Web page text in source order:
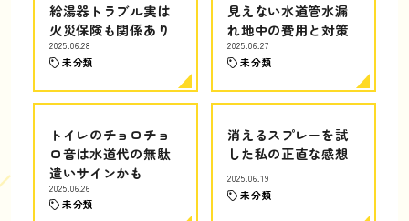
給湯器トラブル実は
火災保険も関係あり
2025.06.28
未分類
見えない水道管水漏
れ地中の費用と対策
2025.06.27
未分類
トイレのチョロチョ
ロ音は水道代の無駄
遣いサインかも
2025.06.26
未分類
消えるスプレーを試
した私の正直な感想
2025.06.19
未分類